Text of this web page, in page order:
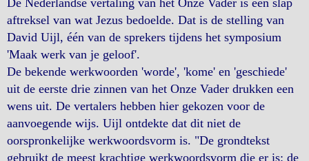
De Nederlandse vertaling van het Onze Vader is een slap
aftreksel van wat Jezus bedoelde. Dat is de stelling van
David Uijl, één van de sprekers tijdens het symposium
'Maak werk van je geloof'.
De bekende werkwoorden 'worde', 'kome' en 'geschiede'
uit de eerste drie zinnen van het Onze Vader drukken een
wens uit. De vertalers hebben hier gekozen voor de
aanvoegende wijs. Uijl ontdekte dat dit niet de
oorspronkelijke werkwoordsvorm is. "De grondtekst
gebruikt de meest krachtige werkwoordsvorm die er is: de